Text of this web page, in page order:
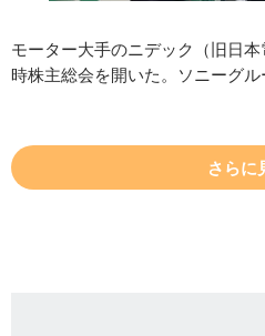
モーター大手のニデック（旧日
時株主総会を開いた。ソニーグ
さらに